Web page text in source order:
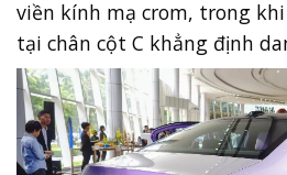
tại chân cột C khẳng định